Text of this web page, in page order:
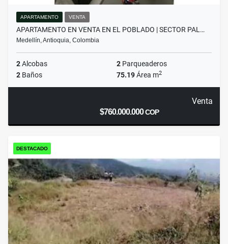
APARTAMENTO VENTA
APARTAMENTO EN VENTA EN EL POBLADO | SECTOR PAL…
Medellín, Antioquia, Colombia
2Alcobas 2 Parqueaderos
2 Baños 75.19Área m2
Venta
$760.000.000COP
DESTACADO